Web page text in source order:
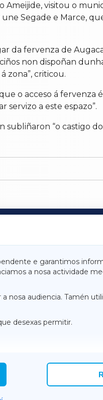
visitou o
Segade e Marce,
da fervenza de
non dispoñan
zona”, criticou.
o acceso á
servizo a este espazo”.
subliñaron “o castigo
e garantimos
a nosa actividade
a nosa audiencia. Tamén
desexas permitir.